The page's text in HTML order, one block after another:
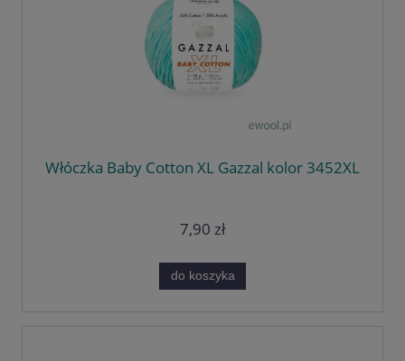
Włóczka Baby Cotton XL Gazzal kolor 3452XL
7,90 zł
do koszyka